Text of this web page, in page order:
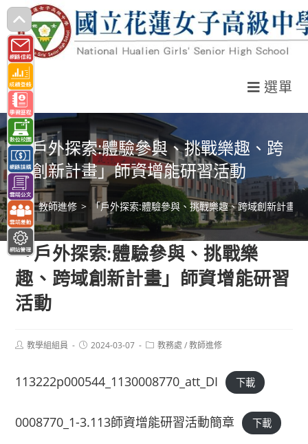
跳
轉
至
主
要
內
容
選單
「戶外探索:體驗參與、挑戰樂趣、跨
域創新計畫」師資增能研習活動
> 教師進修 > 「戶外探索:體驗參與、挑戰樂趣、跨域創新計畫
「戶外探索:體驗參與、挑戰樂
趣、跨域創新計畫」師資增能研習
活動
Post教學組組員
Post2024-03-07
Post教務處 / 教師進修
113222p000544_1130008770_att_DI 下載
0008770_1-3.113師資增能研習活動簡章 下載